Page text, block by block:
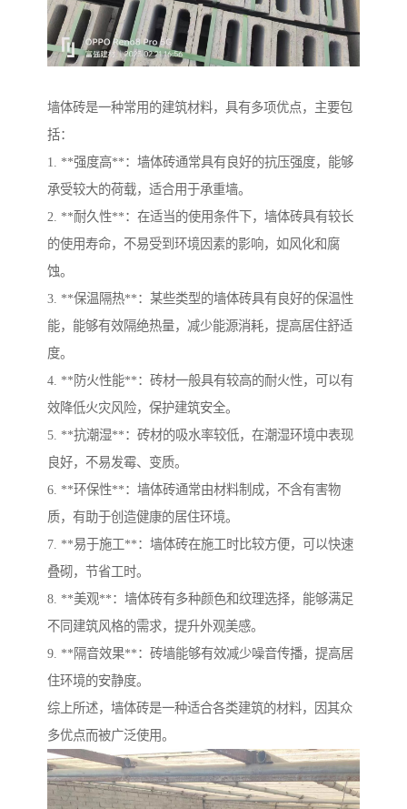
墙体砖是一种常用的建筑材料，具有多项优点，主要包
括：
1. **强度高**：墙体砖通常具有良好的抗压强度，能够
承受较大的荷载，适合用于承重墙。
2. **耐久性**：在适当的使用条件下，墙体砖具有较长
的使用寿命，不易受到环境因素的影响，如风化和腐
蚀。
3. **保温隔热**：某些类型的墙体砖具有良好的保温性
能，能够有效隔绝热量，减少能源消耗，提高居住舒适
度。
4. **防火性能**：砖材一般具有较高的耐火性，可以有
效降低火灾风险，保护建筑安全。
5. **抗潮湿**：砖材的吸水率较低，在潮湿环境中表现
良好，不易发霉、变质。
6. **环保性**：墙体砖通常由材料制成，不含有害物
质，有助于创造健康的居住环境。
7. **易于施工**：墙体砖在施工时比较方便，可以快速
叠砌，节省工时。
8. **美观**：墙体砖有多种颜色和纹理选择，能够满足
不同建筑风格的需求，提升外观美感。
9. **隔音效果**：砖墙能够有效减少噪音传播，提高居
住环境的安静度。
综上所述，墙体砖是一种适合各类建筑的材料，因其众
多优点而被广泛使用。